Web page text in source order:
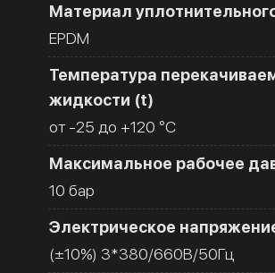
Материал
EPDM
Температура
жидкости (t)
от -25 до +120 °C
Максимальное рабочее
10 бар
Электрическое
(±10%) 3*380/660В/50Гц